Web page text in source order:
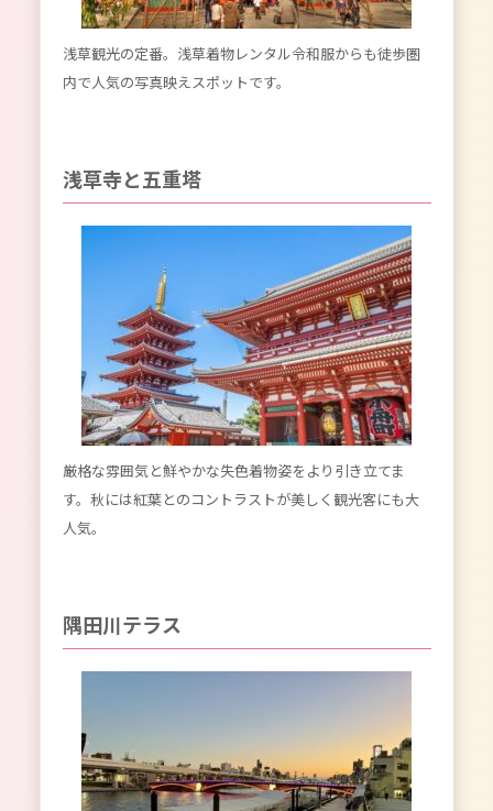
浅草観光の定番。浅草着物レンタル令和服からも徒歩圏
内で人気の写真映えスポットです。
浅草寺と五重塔
厳格な雰囲気と鮮やかな失色着物姿をより引き立てま
す。秋には紅葉とのコントラストが美しく観光客にも大
人気。
隅田川テラス